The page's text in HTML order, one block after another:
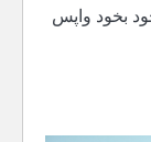
بخود واپس